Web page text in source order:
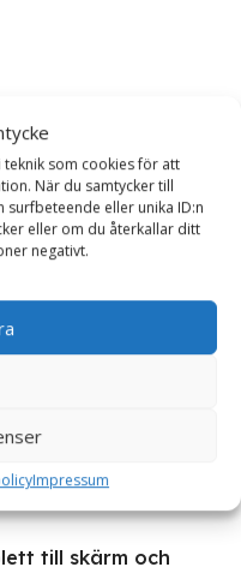
som cookies för att
När du samtycker till
surfbeteende eller unika ID:n
eller om du återkallar ditt
negativt.
Impressum
till skärm och